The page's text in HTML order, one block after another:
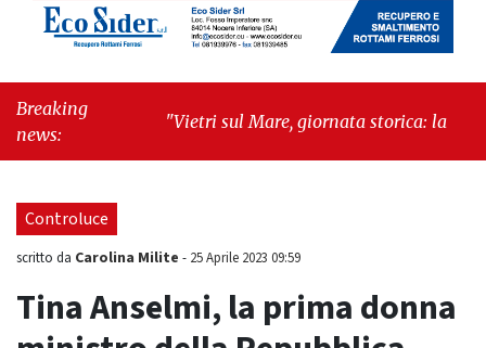
Breaking
news:
"Vietri sul Mare, giornata storica: la ceramica
Controluce
scritto da Carolina Milite - 25 Aprile 2023 09:59
Tina Anselmi, la prima donna